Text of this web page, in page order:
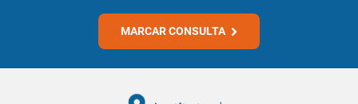
MARCAR CONSULTA